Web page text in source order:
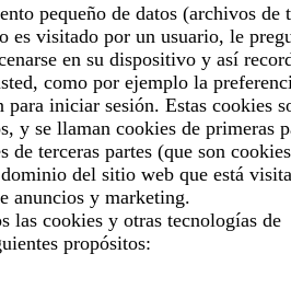
pequeño de datos (archivos de
es visitado por un usuario, le
en su dispositivo y así
como por ejemplo la
iniciar sesión. Estas cookies
y se llaman cookies de primeras
de terceras partes (que son
del sitio web que está
anuncios y marketing.
las cookies y otras tecnologías de
propósitos: